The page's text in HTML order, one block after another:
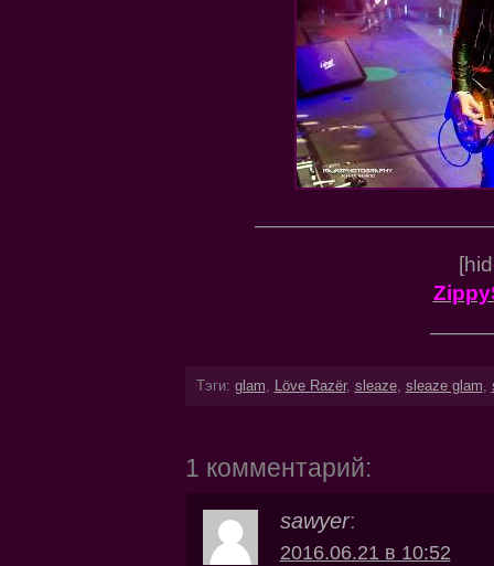
Тэги: glam, Löve Razër, sleaze, sleaze glam,
1 комментарий:
sawyer:
2016.06.21 в 10:52